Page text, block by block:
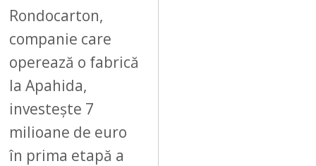
Rondocarton,
companie care
operează o fabrică
la Apahida,
investește 7
milioane de euro
în prima etapă a